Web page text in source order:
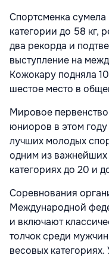
Спортсменка сумела
категории до 58 кг,
два рекорда и
выступление на
Кожокару подняла
шестое место в
Мировое
юниоров в этом
лучших молодых
одним из важнейших
категориях до 20 и
Соревнования
Международной
и включают
толчок среди
весовых